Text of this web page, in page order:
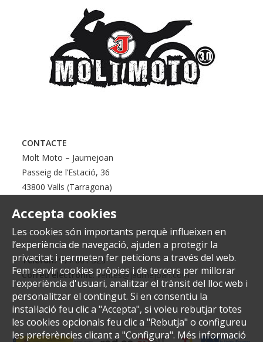
Accepta cookies
Les cookies són importants perquè influeixen en
l’experiència de navegació, ajuden a protegir la
privacitat i permeten fer peticions a través del web.
Fem servir cookies pròpies i de tercers per millorar
l'experiència d'usuari, analitzar el trànsit del lloc web i
personalitzar el contingut. Si en consentiu la
instal·lació feu clic a "Accepta", si voleu rebutjar totes
les cookies opcionals feu clic a "Rebutja" o configureu
les preferències clicant a "Configura". Més informació
CONTACTE
Molt Moto – Jaumejoan
Passeig de l’Estació, 36
43800 Valls (Tarragona)
Telèfon:977 601 323
Correu electrònic: ventes@jaumejoan.com